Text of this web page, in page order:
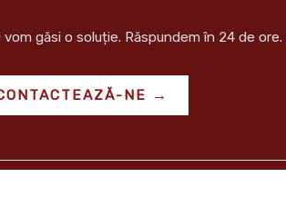
găsi o soluție. Răspundem în 24 de ore.
NE →